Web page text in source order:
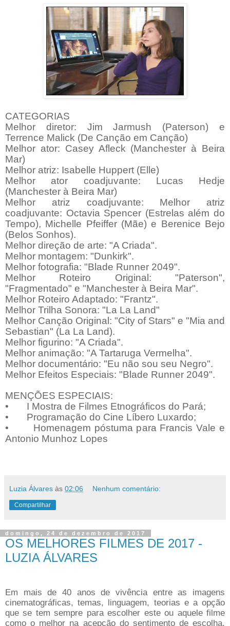
CATEGORIAS
Melhor diretor: Jim Jarmush (Paterson) e
Terrence Malick (De Canção em Canção)
Melhor ator: Casey Afleck (Manchester à Beira
Mar)
Melhor atriz: Isabelle Huppert (Elle)
Melhor ator coadjuvante: Lucas Hedje
(Manchester à Beira Mar)
Melhor atriz coadjuvante: Melhor atriz
coadjuvante: Octavia Spencer (Estrelas além do
Tempo), Michelle Pfeiffer (Mãe) e Berenice Bejo
(Belos Sonhos).
Melhor direção de arte: "A Criada".
Melhor montagem: "Dunkirk".
Melhor fotografia: "Blade Runner 2049".
Melhor Roteiro Original: "Paterson",
"Fragmentado" e "Manchester à Beira Mar".
Melhor Roteiro Adaptado: "Frantz".
Melhor Trilha Sonora: "La La Land"
Melhor Canção Original: "City of Stars" e "Mia and
Sebastian" (La La Land).
Melhor figurino: "A Criada".
Melhor animação: "A Tartaruga Vermelha".
Melhor documentário: "Eu não sou seu Negro".
Melhor Efeitos Especiais: "Blade Runner 2049".
MENÇÕES ESPECIAIS:
• I Mostra de Filmes Etnográficos do Pará;
• Programação do Cine Líbero Luxardo;
• Homenagem póstuma para Francis Vale e
Antonio Munhoz Lopes
Luzia Álvares às 02:06 Nenhum comentário:
Compartilhar
domingo, 24 de dezembro de 2017
OS MELHORES FILMES DE 2017 -
LUZIA ÁLVARES
Em mais de 40 anos de vivência entre as imagens
cinematográficas, temas, linguagem, teorias e a opção
que se tem sempre para escolher este ou aquele filme
como o melhor na acepção do sentimento de escolha,